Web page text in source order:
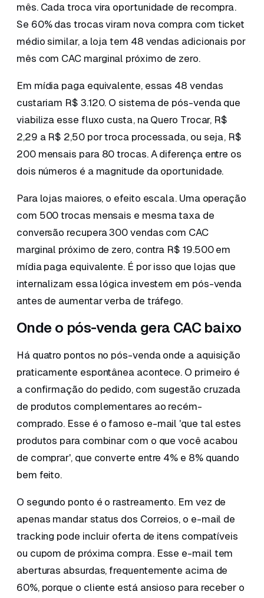
mês. Cada troca vira oportunidade de recompra.
Se 60% das trocas viram nova compra com ticket
médio similar, a loja tem 48 vendas adicionais por
mês com CAC marginal próximo de zero.
Em mídia paga equivalente, essas 48 vendas
custariam R$ 3.120. O sistema de pós-venda que
viabiliza esse fluxo custa, na Quero Trocar, R$
2,29 a R$ 2,50 por troca processada, ou seja, R$
200 mensais para 80 trocas. A diferença entre os
dois números é a magnitude da oportunidade.
Para lojas maiores, o efeito escala. Uma operação
com 500 trocas mensais e mesma taxa de
conversão recupera 300 vendas com CAC
marginal próximo de zero, contra R$ 19.500 em
mídia paga equivalente. É por isso que lojas que
internalizam essa lógica investem em pós-venda
antes de aumentar verba de tráfego.
Onde o pós-venda gera CAC baixo
Há quatro pontos no pós-venda onde a aquisição
praticamente espontânea acontece. O primeiro é
a confirmação do pedido, com sugestão cruzada
de produtos complementares ao recém-
comprado. Esse é o famoso e-mail 'que tal estes
produtos para combinar com o que você acabou
de comprar', que converte entre 4% e 8% quando
bem feito.
O segundo ponto é o rastreamento. Em vez de
apenas mandar status dos Correios, o e-mail de
tracking pode incluir oferta de itens compatíveis
ou cupom de próxima compra. Esse e-mail tem
aberturas absurdas, frequentemente acima de
60%, porque o cliente está ansioso para receber o